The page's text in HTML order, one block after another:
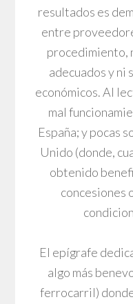
resultados es
entre
procedimiento,
adecuados y ni
económicos. Al
mal
España; y pocas
Unido (donde,
obtenido
concesiones
El epígrafe
algo más
ferrocarril)